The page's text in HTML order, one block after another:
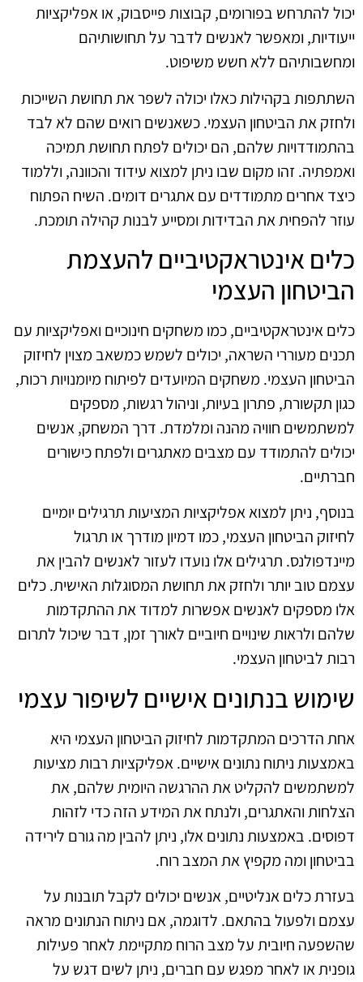
יכול להתרחש בפורומים, קבוצות פייסבוק, או אפליקציות
ייעודיות, ומאפשר לאנשים לדבר על תחושותיהם
ומחשבותיהם ללא חשש משיפוט.
השתתפות בקהילות כאלו יכולה לשפר את תחושת השייכות
ולחזק את הביטחון העצמי. כשאנשים רואים שהם לא לבד
בהתמודדויות שלהם, הם יכולים לפתח תחושת תמיכה
ואמפתיה. זהו מקום שבו ניתן למצוא עידוד והכוונה, וללמוד
כיצד אחרים מתמודדים עם אתגרים דומים. השיח הפתוח
עוזר להפחית את הבדידות ומסייע לבנות קהילה תומכת.
כלים אינטראקטיביים להעצמת
הביטחון העצמי
כלים אינטראקטיביים, כמו משחקים חינוכיים ואפליקציות עם
תכנים מעוררי השראה, יכולים לשמש כמשאב מצוין לחיזוק
הביטחון העצמי. משחקים המיועדים לפיתוח מיומנויות רכות,
כגון תקשורת, פתרון בעיות, וניהול רגשות, מספקים
למשתמשים חוויה מהנה ומלמדת. דרך המשחק, אנשים
יכולים להתמודד עם מצבים מאתגרים ולפתח כישורים
חברתיים.
בנוסף, ניתן למצוא אפליקציות המציעות תרגילים יומיים
לחיזוק הביטחון העצמי, כמו דמיון מודרך או תרגול
מיינדפולנס. תרגילים אלו נועדו לעזור לאנשים להבין את
עצמם טוב יותר ולחזק את תחושת המסוגלות האישית. כלים
אלו מספקים לאנשים אפשרות למדוד את ההתקדמות
שלהם ולראות שינויים חיוביים לאורך זמן, דבר שיכול לתרום
רבות לביטחון העצמי.
שימוש בנתונים אישיים לשיפור עצמי
אחת הדרכים המתקדמות לחיזוק הביטחון העצמי היא
באמצעות ניתוח נתונים אישיים. אפליקציות רבות מציעות
למשתמשים להקליט את ההרגשה היומית שלהם, את
הצלחות והאתגרים, ולנתח את המידע הזה כדי לזהות
דפוסים. באמצעות נתונים אלו, ניתן להבין מה גורם לירידה
בביטחון ומה מקפיץ את המצב רוח.
בעזרת כלים אנליטיים, אנשים יכולים לקבל תובנות על
עצמם ולפעול בהתאם. לדוגמה, אם ניתוח הנתונים מראה
שהשפעה חיובית על מצב הרוח מתקיימת לאחר פעילות
גופנית או לאחר מפגש עם חברים, ניתן לשים דגש על